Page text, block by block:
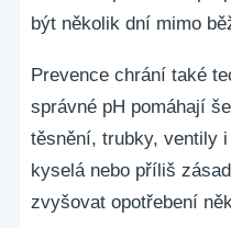
být několik dní mimo
Prevence chrání také
správné pH pomáhají
těsnění, trubky, ventily
kyselá nebo příliš
zvyšovat opotřebení